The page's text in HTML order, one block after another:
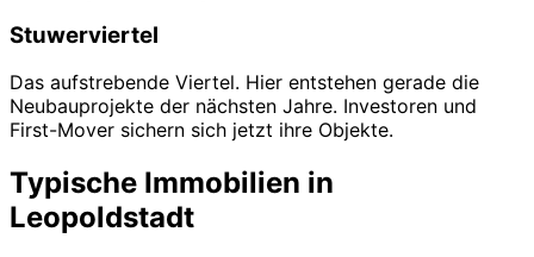
Stuwerviertel
Das aufstrebende Viertel. Hier entstehen gerade die
Neubauprojekte der nächsten Jahre. Investoren und
First-Mover sichern sich jetzt ihre Objekte.
Typische Immobilien in
Leopoldstadt